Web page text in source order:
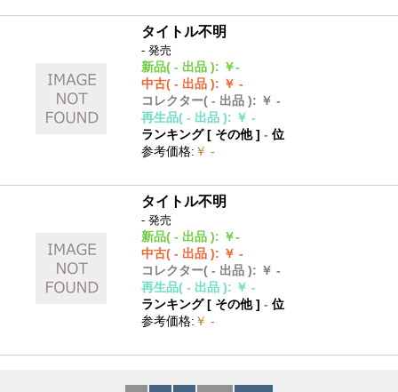
タイトル不明
- 発売
新品( - 出品 ): ￥-
中古( - 出品 ): ￥ -
コレクター( - 出品 ): ￥ -
再生品( - 出品 ): ￥ -
ランキング [ その他]- 位
参考価格: ￥ -
タイトル不明
- 発売
新品( - 出品 ): ￥-
中古( - 出品 ): ￥ -
コレクター( - 出品 ): ￥ -
再生品( - 出品 ): ￥ -
ランキング [ その他]- 位
参考価格: ￥ -